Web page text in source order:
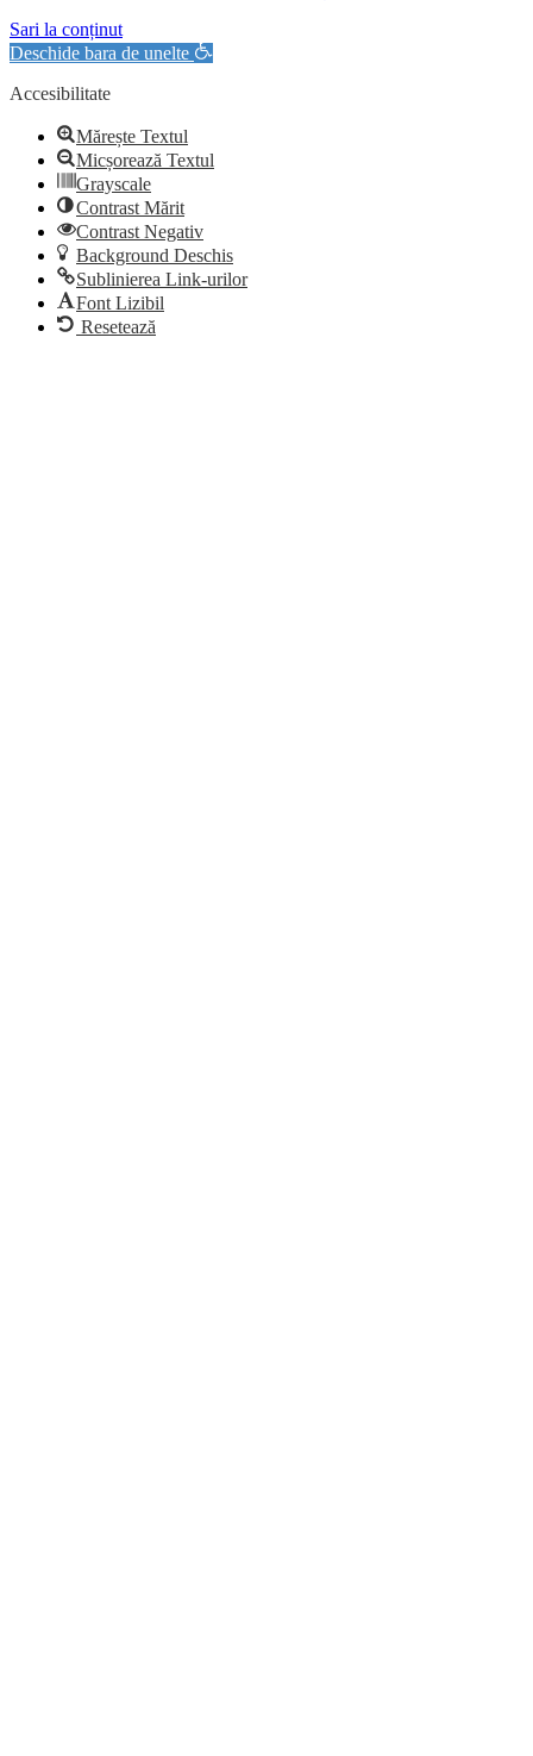
Sari la conținut
Deschide bara de unelte
Accesibilitate
Mărește Textul
Micșorează Textul
Grayscale
Contrast Mărit
Contrast Negativ
Background Deschis
Sublinierea Link-urilor
Font Lizibil
Resetează